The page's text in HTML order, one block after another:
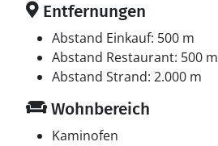
Entfernungen
Abstand Einkauf: 500 m
Abstand Restaurant: 500 m
Abstand Strand: 2.000 m
Wohnbereich
Kaminofen